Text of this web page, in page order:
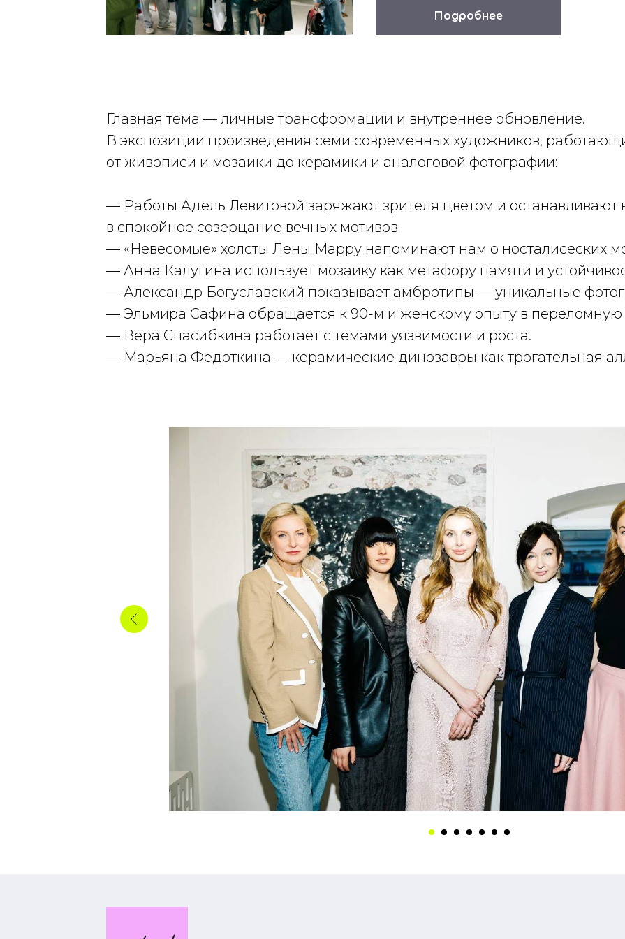
Подробнее
Главная тема — личные трансформации и внутреннее обновление.
В экспозиции произведения семи современных художников,
от живописи и мозаики до керамики и аналоговой фотографии:
— Работы Адель Левитовой заряжают зрителя цветом и останавливают
в спокойное созерцание вечных мотивов
— «Невесомые» холсты Лены Марру напоминают нам о носталисеских
— Анна Калугина использует мозаику как метафору памяти и
— Александр Богуславский показывает амбротипы — уникальные
— Эльмира Сафина обращается к 90-м и женскому опыту в переломную
— Вера Спасибкина работает с темами уязвимости и роста.
— Марьяна Федоткина — керамические динозавры как трогательная